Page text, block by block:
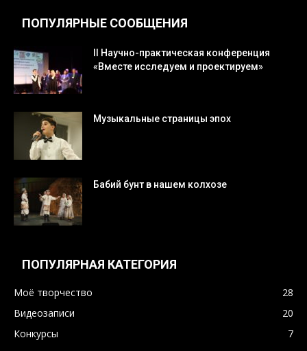
ПОПУЛЯРНЫЕ СООБЩЕНИЯ
II Научно-практическая конференция
«Вместе исследуем и проектируем»
Музыкальные страницы эпох
Бабий бунт в нашем колхозе
ПОПУЛЯРНАЯ КАТЕГОРИЯ
Моё творчество
28
Видеозаписи
20
Конкурсы
7